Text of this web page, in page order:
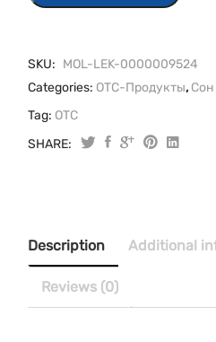
$13.40.
$12.99.
по
30
SKU: MOL-LEK-0000009524
Categories: OTC-Продукты,
Tag: OTC
SHARE:
Description Additional
Reviews (0)